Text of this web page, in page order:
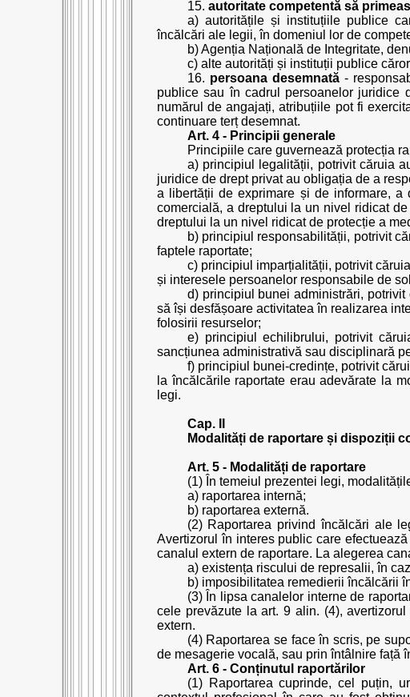
15. autoritate competentă să
a) autoritățile și instituțiile publice
încălcări ale legii, în domeniul lor de
b) Agenția Națională de Integritate,
c) alte autorități și instituții publice
16. persoana desemnată -
publice sau în cadrul persoanelor juridice
numărul de angajați, atribuțiile pot fi
continuare terț desemnat.
Art. 4 - Principii generale
Principiile care guvernează protecția
a) principiul legalității, potrivit căruia
juridice de drept privat au obligația de a
a libertății de exprimare și de informare,
comercială, a dreptului la un nivel ridicat
dreptului la un nivel ridicat de protecție a
b) principiul responsabilității, potrivit
faptele raportate;
c) principiul imparțialității, potrivit
și interesele persoanelor responsabile de
d) principiul bunei administrări,
să își desfășoare activitatea în realizarea
folosirii resurselor;
e) principiul echilibrului, potrivit
sancțiunea administrativă sau disciplinară
f) principiul bunei-credințe, potrivit
la încălcările raportate erau adevărate la
legi.
Cap. II
Modalități de raportare și dispoziții
Art. 5 - Modalități de raportare
(1) În temeiul prezentei legi,
a) raportarea internă;
b) raportarea externă.
(2) Raportarea privind încălcări ale
Avertizorul în interes public care
canalul extern de raportare. La alegerea
a) existența riscului de represalii, în
b) imposibilitatea remedierii încălcării
(3) În lipsa canalelor interne de
cele prevăzute la art. 9 alin. (4),
extern.
(4) Raportarea se face în scris, pe
de mesagerie vocală, sau prin întâlnire față
Art. 6 - Conținutul raportărilor
(1) Raportarea cuprinde, cel puțin,